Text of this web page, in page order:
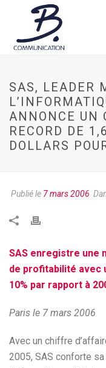
SAS, LEADER
ANNONCE UN
RECORD DE
DOLLARS
Publié le 7 mars 2006
SAS enregistre une
de profitabilité avec
10% par rapport à
Paris le 7 mars 2006
Avec un chiffre
2005, SAS conforte